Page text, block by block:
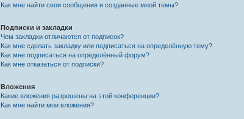
Как мне найти свои сообщения и созданные мной темы?
Подписки и закладки
Чем закладки отличаются от подписок?
Как мне сделать закладку или подписаться на определённую тему?
Как мне подписаться на определённый форум?
Как мне отказаться от подписки?
Вложения
Какие вложения разрешены на этой конференции?
Как мне найти мои вложения?